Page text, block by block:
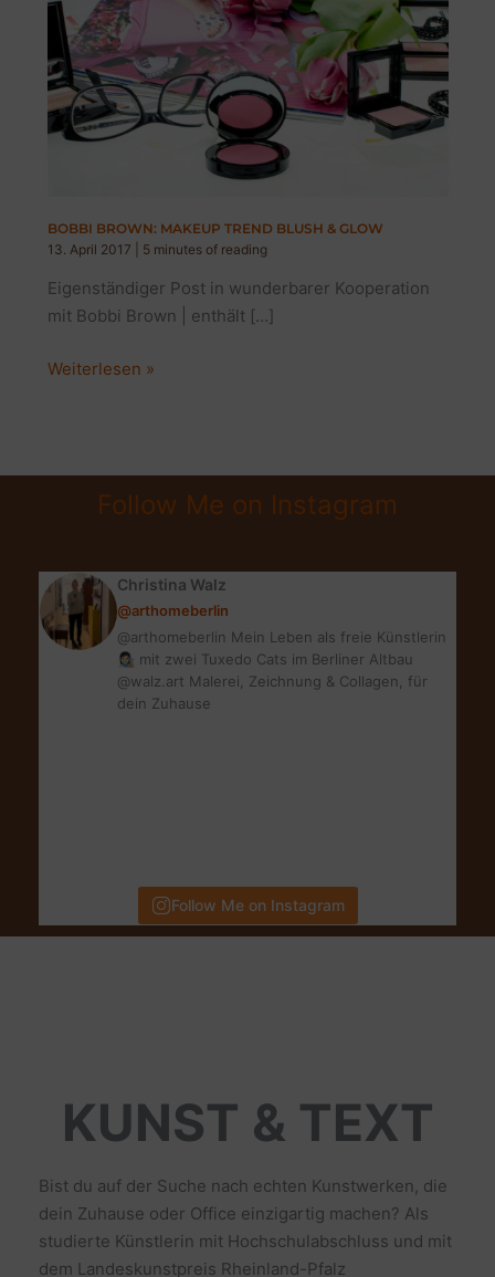
BOBBI BROWN: MAKEUP TREND BLUSH & GLOW
13. April 2017
5 minutes of reading
Eigenständiger Post in wunderbarer Kooperation
mit Bobbi Brown | enthält […]
BOBBI
BLUSH
Weiterlesen »
Follow Me on Instagram
Christina Walz
@arthomeberlin
@arthomeberlin Mein Leben als freie Künstlerin
👩🏻‍🎨 mit zwei Tuxedo Cats im Berliner Altbau
@walz.art Malerei, Zeichnung & Collagen, für
dein Zuhause
Follow Me on Instagram
KUNST & TEXT
Bist du auf der Suche nach echten Kunstwerken, die
dein Zuhause oder Office einzigartig machen? Als
studierte Künstlerin mit Hochschulabschluss und mit
dem Landeskunstpreis Rheinland-Pfalz